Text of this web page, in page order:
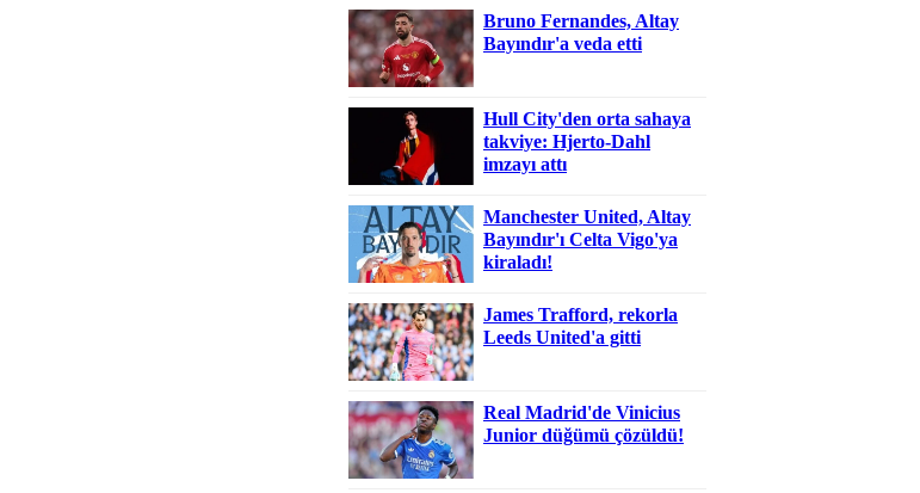
Bruno Fernandes, Altay
Bayındır'a veda etti
Hull City'den orta sahaya
takviye: Hjerto-Dahl
imzayı attı
Manchester United, Altay
Bayındır'ı Celta Vigo'ya
kiraladı!
James Trafford, rekorla
Leeds United'a gitti
Real Madrid'de Vinicius
Junior düğümü çözüldü!